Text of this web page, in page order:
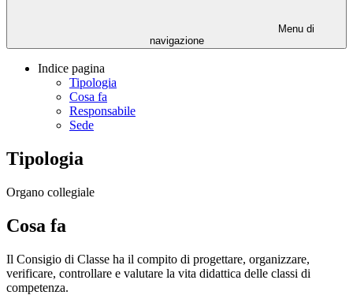
Menu di
navigazione
Indice pagina
Tipologia
Cosa fa
Responsabile
Sede
Tipologia
Organo collegiale
Cosa fa
Il Consigio di Classe ha il compito di progettare, organizzare,
verificare, controllare e valutare la vita didattica delle classi di
competenza.